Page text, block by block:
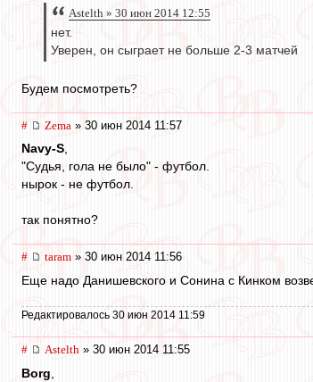
Astelth » 30 июн 2014 12:55
нет.
Уверен, он сыграет не больше 2-3 матчей
Будем посмотреть?
# Zema » 30 июн 2014 11:57
Navy-S,
"Судья, гола не было" - футбол.
нырок - не футбол.
так понятно?
# taram » 30 июн 2014 11:56
Еще надо Данишевского и Сонина с Кинком
Редактировалось 30 июн 2014 11:59
# Astelth » 30 июн 2014 11:55
Borg